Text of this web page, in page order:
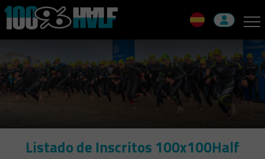
Skip
navigation
Skip
Listado de Inscritos 100x100Half